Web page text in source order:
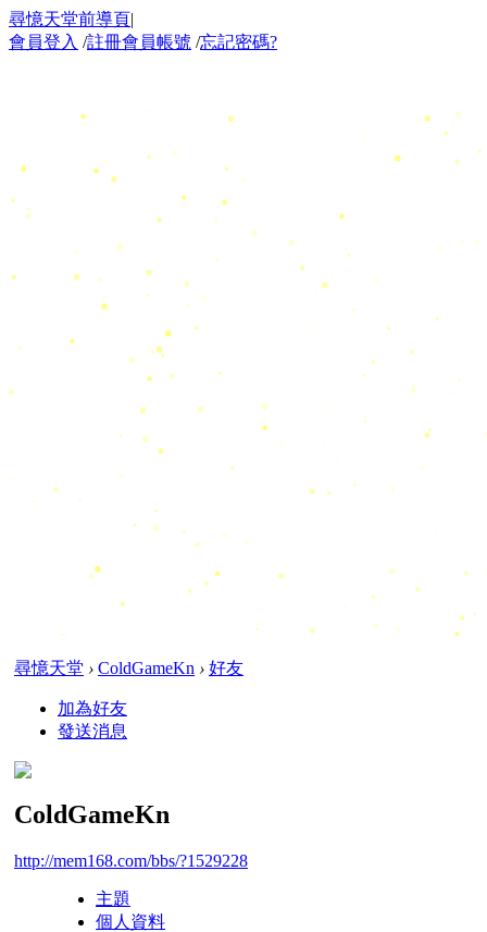
尋憶天堂前導頁|
會員登入 /註冊會員帳號 /忘記密碼?
尋憶天堂 › ColdGameKn › 好友
加為好友
發送消息
ColdGameKn
http://mem168.com/bbs/?1529228
主題
個人資料